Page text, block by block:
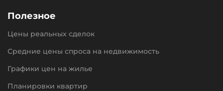
Полезное
Цены реальных сделок
Средние цены спроса на недвижимость
Графики цен на жилье
Планировки квартир